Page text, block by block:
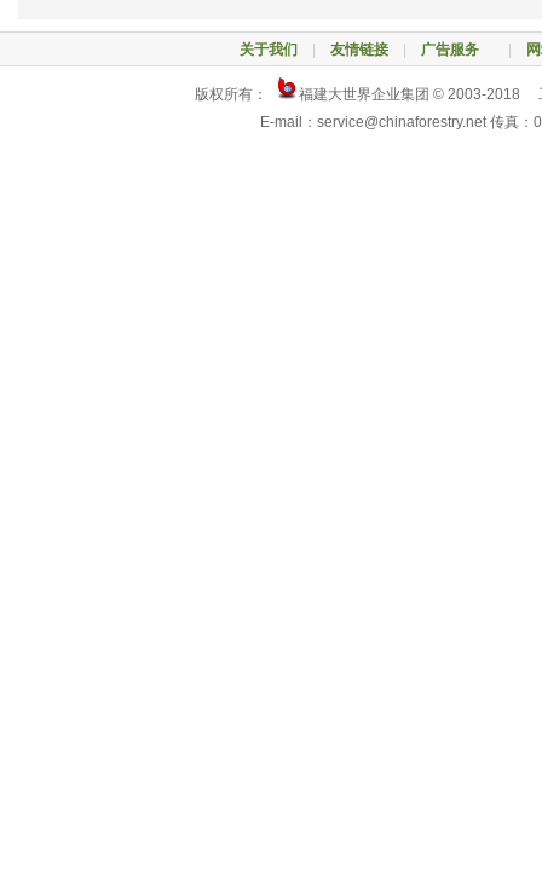
关于我们 友情链接| 广告服务
版权所有：
福建大世界企业集团 © 2003-2018
E-mail：service@chinaforestry.net 传真